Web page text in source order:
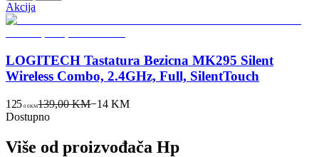
Akcija
LOGITECH Tastatura Bezicna MK295 Silent
Wireless Combo, 2.4GHz, Full, SilentTouch
125 00KM139,00 KM−14 KM
Dostupno
Više od proizvođača Hp